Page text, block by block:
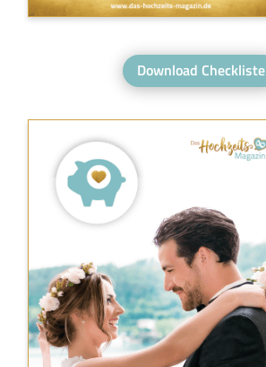
Download Checkliste